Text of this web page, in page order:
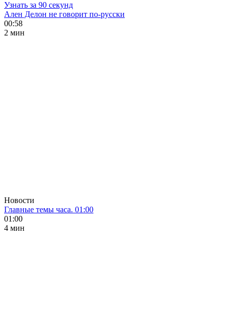
Узнать за 90 секунд
Ален Делон не говорит по-русски
00:58
2 мин
Новости
Главные темы часа. 01:00
01:00
4 мин